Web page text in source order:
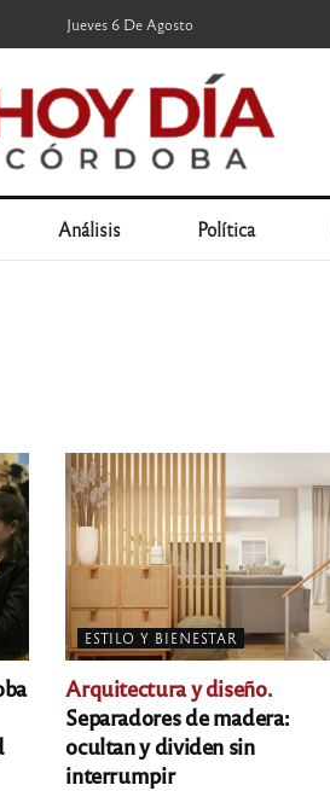
Jueves 6 De Agosto
Análisis Política
ESTILO Y BIENESTAR
Arquitectura y diseño.
Separadores de madera:
ocultan y dividen sin
interrumpir